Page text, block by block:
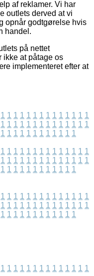
af reklamer. Vi har
outlets derved at vi
opnår godtgørelse hvis
handel.
på nettet
at påtage os
implementeret efter at
1 1 1 1 1 1 1 1 1 1 1 1 1 1
1 1 1 1 1 1 1 1 1 1 1 1 1 1
1 1 1 1 1 1 1 1 1 1 1 1
1 1 1 1 1 1 1 1 1 1 1 1 1 1
1 1 1 1 1 1 1 1 1 1 1 1 1 1
1 1 1 1 1 1 1 1 1 1 1 1
1 1 1 1 1 1 1 1 1 1 1 1 1 1
1 1 1 1 1 1 1 1 1 1 1 1 1 1
1 1 1 1 1 1 1 1 1 1 1 1
1 1 1 1 1 1 1 1 1 1 1 1 1 1